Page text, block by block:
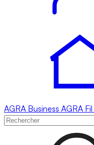
AGRA Business AGRA Fil